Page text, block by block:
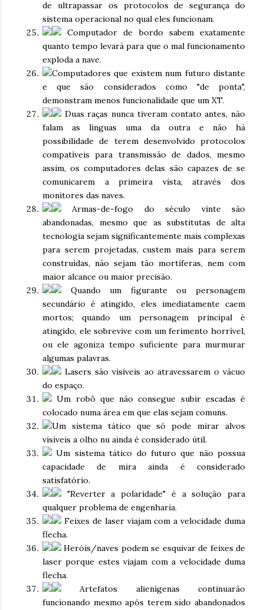
de ultrapassar os protocolos de segurança do
sistema operacional no qual eles funcionam.
Computador de bordo sabem exatamente
quanto tempo levará para que o mal funcionamento
exploda a nave.
Computadores que existem num futuro distante
e que são considerados como "de ponta",
demonstram menos funcionalidade que um XT.
Duas raças nunca tiveram contato antes, não
falam as línguas uma da outra e não há
possibilidade de terem desenvolvido protocolos
compatíveis para transmissão de dados, mesmo
assim, os computadores delas são capazes de se
comunicarem a primeira vista, através dos
monitores das naves.
Armas-de-fogo do século vinte são
abandonadas, mesmo que as substitutas de alta
tecnologia sejam significantemente mais complexas
para serem projetadas, custem mais para serem
construídas, não sejam tão mortíferas, nem com
maior alcance ou maior precisão.
Quando um figurante ou personagem
secundário é atingido, eles imediatamente caem
mortos; quando um personagem principal é
atingido, ele sobrevive com um ferimento horrível,
ou ele agoniza tempo suficiente para murmurar
algumas palavras.
Lasers são visíveis ao atravessarem o vácuo
do espaço.
Um robô que não consegue subir escadas é
colocado numa área em que elas sejam comuns.
Um sistema tático que só pode mirar alvos
visíveis a olho nu ainda é considerado útil.
Um sistema tático do futuro que não possua
capacidade de mira ainda é considerado
satisfatório.
"Reverter a polaridade" é a solução para
qualquer problema de engenharia.
Feixes de laser viajam com a velocidade duma
flecha.
Heróis/naves podem se esquivar de feixes de
laser porque estes viajam com a velocidade duma
flecha.
Artefatos alienígenas continuarão
funcionando mesmo após terem sido abandonados